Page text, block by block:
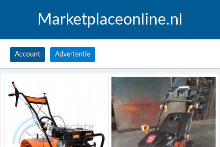
Marketplaceonline.nl
Account Advertentie